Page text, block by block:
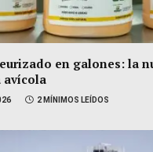
en galones: la
avícola
2 MÍNIMOS LEÍDOS